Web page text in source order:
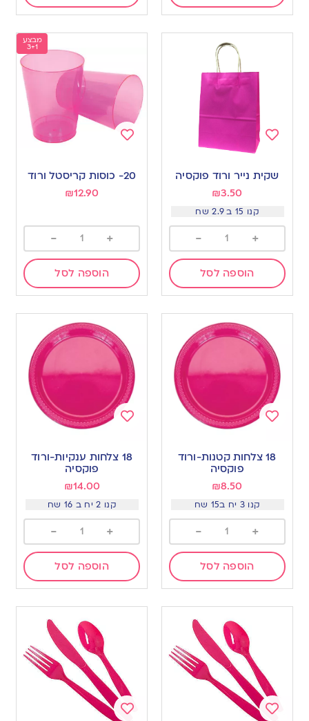
to
wishlist
שקית נייר ורוד פוקסיה
₪3.50
קנו 15 ב 2.9 שח
+
-
הוספה לסל
מבצע
3+1
to
20- כוסות קריסטל ורוד
₪12.90
+
-
הוספה לסל
to
wishlist
18 צלחות קטנות-ורוד
פוקסיה
₪8.50
קנו 3 יח ב15 שח
+
-
הוספה לסל
to
wishlist
18 צלחות ענקיות-ורוד
פוקסיה
₪14.00
קנו 2 יח ב 16 שח
+
-
הוספה לסל